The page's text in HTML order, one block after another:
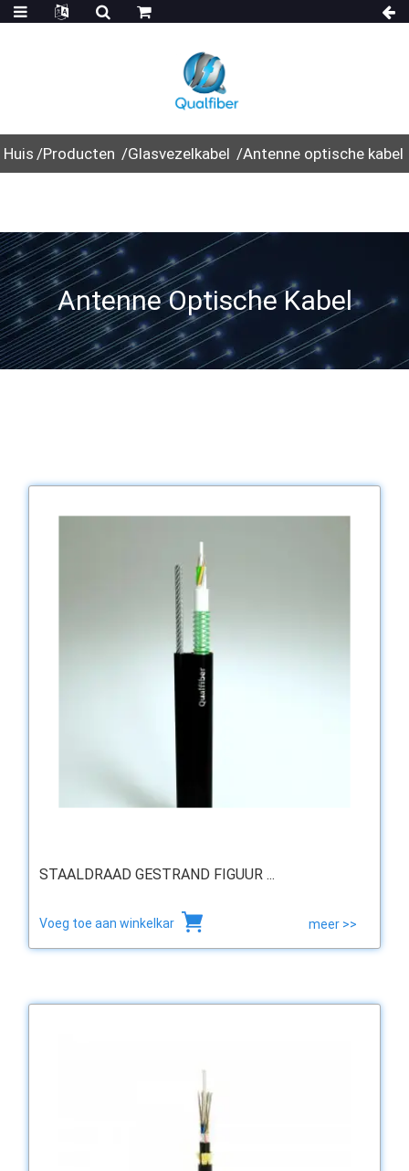
Huis Producten Glasvezelkabel Antenne optische kabel
Antenne Optische Kabel
STAALDRAAD GESTRAND FIGUUR ...
Voeg toe aan winkelkar meer >>